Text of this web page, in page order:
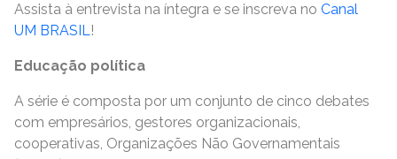
Assista à entrevista na íntegra e se inscreva no Canal
UM BRASIL!
Educação política
A série é composta por um conjunto de cinco debates
com empresários, gestores organizacionais,
cooperativas, Organizações Não Governamentais